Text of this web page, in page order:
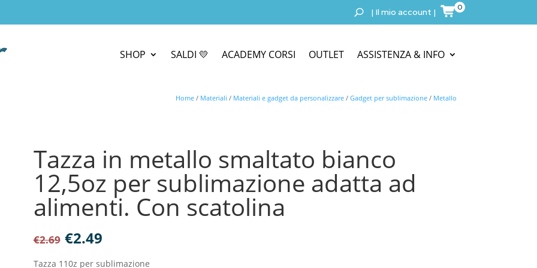
| Il mio account | 0
SHOP SALDI 💛 ACADEMY CORSI OUTLET ASSISTENZA & INFO
Home/ Materiali / Materiali e gadget da personalizzare/ Gadget per sublimazione/ Metallo
Tazza in metallo smaltato bianco
12,5oz per sublimazione adatta ad
alimenti. Con scatolina
€2.69 Il
prezzo
originale
€2.49Il
attuale
Tazza 110z per sublimazione